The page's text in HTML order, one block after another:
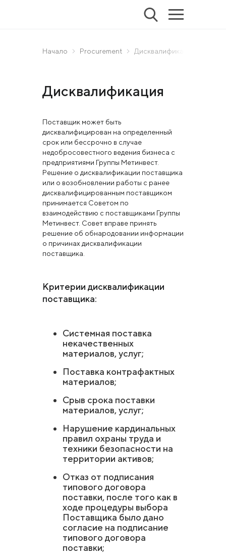
Начало Procurement Дисквалификация
Дисквалификация
Поставщик может быть
дисквалифицирован на определенный
срок или бессрочно в случае
недобросовестного ведения бизнеса с
предприятиями Группы Метинвест.
Решение о дисквалификации поставщика
или о возобновлении работы с ранее
дисквалифицированным поставщиком
принимается Советом по
взаимодействию с поставщиками Группы
Метинвест. Совет вправе принять
решение об обнародовании информации
о причинах дисквалификации
поставщика.
Критерии дисквалификации
поставщика:
Системная поставка
некачественных
материалов, услуг;
Поставка контрафактных
материалов;
Срыв срока поставки
материалов, услуг;
Нарушение кардинальных
правил охраны труда и
техники безопасности на
территории активов;
Отказ от подписания
типового договора
поставки, после того как в
ходе процедуры выбора
Поставщика было дано
согласие на подписание
типового договора
поставки;